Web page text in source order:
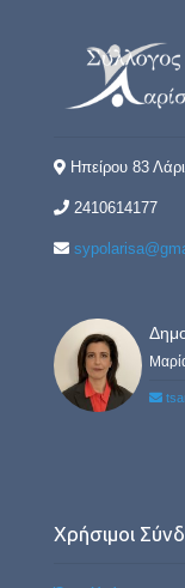
Ηπείρου 83
2410614177
Χρήσιμοι